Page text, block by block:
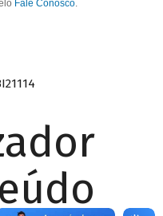
Fale Conosco.